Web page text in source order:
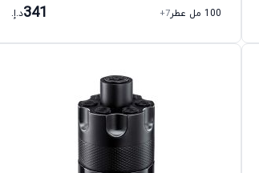
100 مل عطر
+7
341د.إ.